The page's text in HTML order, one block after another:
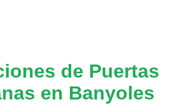
de Puertas
en Banyoles